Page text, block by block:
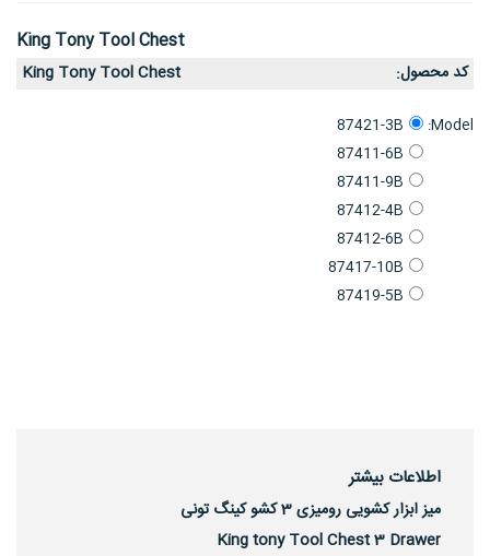
King Tony Tool Chest
کد محصول:
King Tony Tool Chest
Model:
87421-3B
87411-6B
87411-9B
87412-4B
87412-6B
87417-10B
87419-5B
اطلاعات بیشتر
میز ابزار کشویی رومیزی 3 کشو کینگ تونی
King tony Tool Chest 3 Drawer